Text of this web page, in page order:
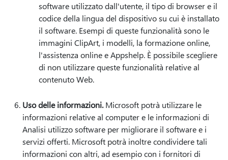
software utilizzato dall'utente, il tipo di browser e il
codice della lingua del dispositivo su cui è installato
il software. Esempi di queste funzionalità sono le
immagini ClipArt, i modelli, la formazione online,
l'assistenza online e Appshelp. È possibile scegliere
di non utilizzare queste funzionalità relative al
contenuto Web.
Uso delle informazioni.Microsoft potrà utilizzare le
informazioni relative al computer e le informazioni di
Analisi utilizzo software per migliorare il software e i
servizi offerti. Microsoft potrà inoltre condividere tali
informazioni con altri, ad esempio con i fornitori di